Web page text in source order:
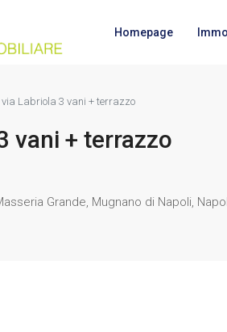
Homepage
via Labriola 3 vani + terrazzo
vani + terrazzo
Grande, Mugnano di Napoli,